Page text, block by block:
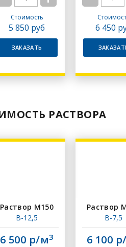
Стоимость
5 850 руб
ЗАКАЗАТЬ
6 450
РАСТВОРА
Раствор M150
B-12,5
6 500 р/м3
Раствор
В-7,5
6 100